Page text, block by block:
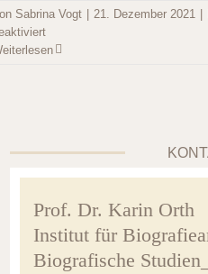
Sabrina Vogt 21. Dezember 2021
für
Supervision
Prof. Dr. Karin Orth
Institut für
Biografische